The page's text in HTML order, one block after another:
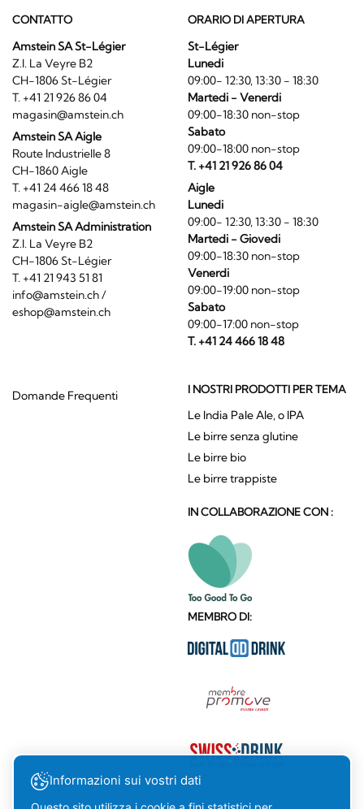
CONTATTO
Amstein SA St-Légier
Z.I. La Veyre B2
CH-1806 St-Légier
T. +41 21 926 86 04
magasin@amstein.ch
Amstein SA Aigle
Route Industrielle 8
CH-1860 Aigle
T. +41 24 466 18 48
magasin-aigle@amstein.ch
Amstein SA Administration
Z.I. La Veyre B2
CH-1806 St-Légier
T. +41 21 943 51 81
info@amstein.ch/
eshop@amstein.ch
ORARIO DI APERTURA
St-Légier
Lunedi
09:00- 12:30, 13:30 - 18:30
Martedi - Venerdi
09:00-18:30 non-stop
Sabato
09:00-18:00 non-stop
T. +41 21 926 86 04
Aigle
Lunedi
09:00- 12:30, 13:30 - 18:30
Martedi - Giovedi
09:00-18:30 non-stop
Venerdi
09:00-19:00 non-stop
Sabato
09:00-17:00 non-stop
T. +41 24 466 18 48
Domande Frequenti I NOSTRI PRODOTTI PER TEMA
Le India Pale Ale, o IPA
Le birre senza glutine
Le birre bio
Le birre trappiste
IN COLLABORAZIONE CON :
MEMBRO DI:
Informazioni sui vostri dati